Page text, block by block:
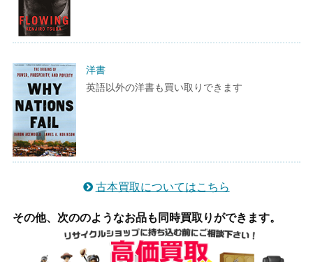
洋書
英語以外の洋書も買い取りできます
古本買取についてはこちら
その他、次ののようなお品も同時買取りができます。